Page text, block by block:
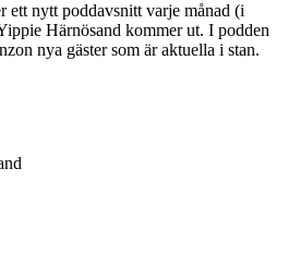
ett nytt poddavsnitt varje månad (i
Härnösand kommer ut. I podden
nya gäster som är aktuella i stan.